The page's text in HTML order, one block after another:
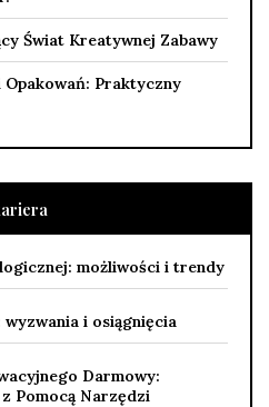
Świat Kreatywnej Zabawy
Praktyczny
możliwości i trendy
i osiągnięcia
Darmowy:
Pomocą Narzędzi